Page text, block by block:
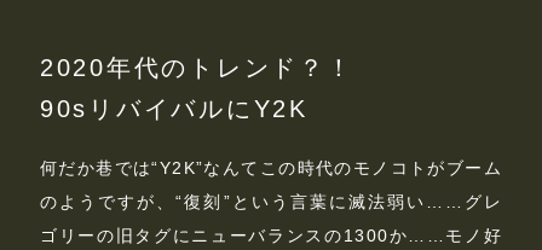
2020年代のトレンド？！
90sリバイバルにY2K
何だか巷では“Y2K”なんてこの時代のモノコトがブーム
のようですが、“復刻”という言葉に滅法弱い……グレ
ゴリーの旧タグにニューバランスの1300か……モノ好